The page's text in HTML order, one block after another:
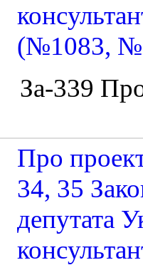
(№1083,
За-339
Про
34, 35
депутата